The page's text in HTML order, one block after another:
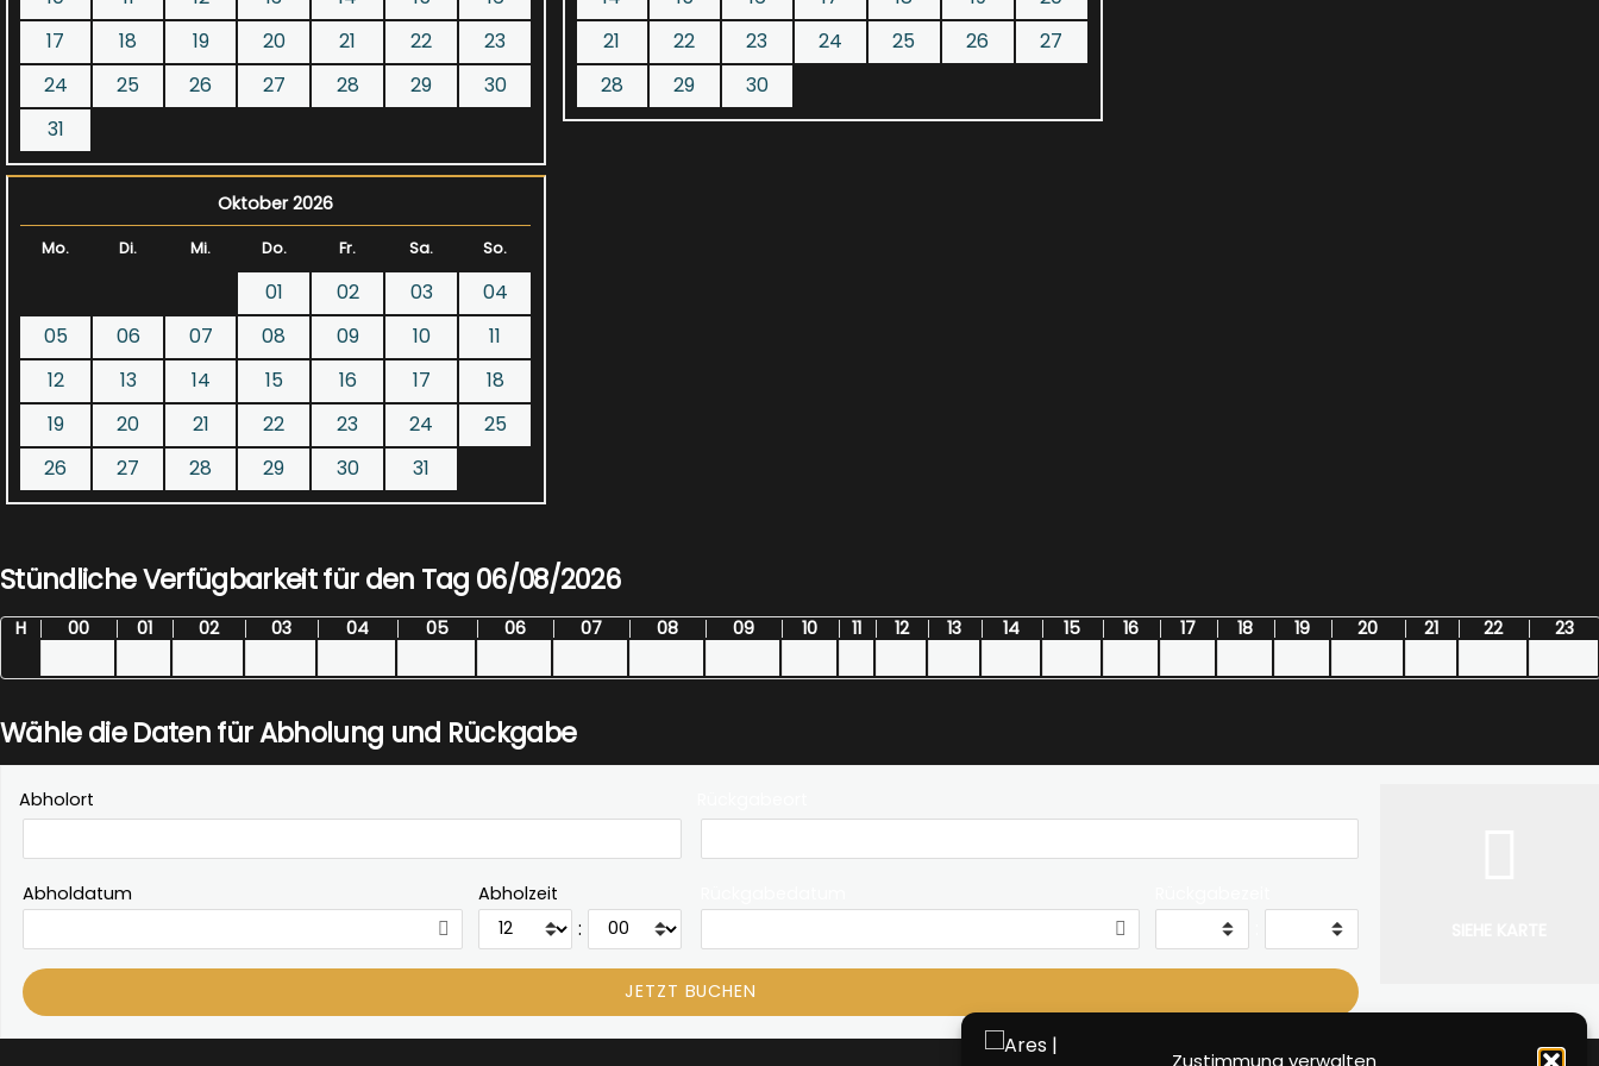
Zustimmung verwalten
17
18 19 20 21 22
23
24
25 26 27 28 29
30
31
21
22 23 24 25 26
27
28
29 30
Oktober 2026
Mo. Di. Mi. Do. Fr. Sa. So.
01 02 03
04
05
06 07 08 09 10
11
12
13 14 15 16 17
18
19
20 21 22 23 24
25
26
27 28 29 30 31
Stündliche Verfügbarkeit für den Tag 06/08/2026
H 00 01 02 03 04 05 06 07 08 09 10 11 12 13 14 15 16 17 18 19 20 21 22 23
Wähle die Daten für Abholung und Rückgabe
Abholort
Abholdatum Abholzeit
: